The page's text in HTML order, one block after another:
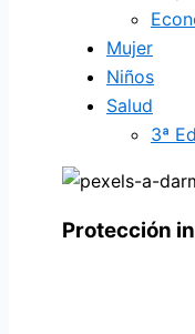
Mujer
Niños
Salud
3ª
Protección